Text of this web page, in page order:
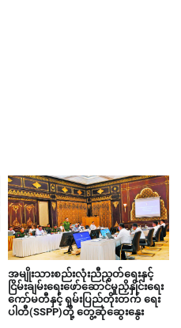
အမျိုးသားစည်းလုံးညီညွတ်ရေးနှင့်
ငြိမ်းချမ်းရေးဖော်ဆောင်မှုညှိနှိုင်းရေး
ကော်မတီနှင့် ရှမ်းပြည်တိုးတက် ရေး
ပါတီ(SSPP)တို့ တွေ့ဆုံဆွေးနွေး